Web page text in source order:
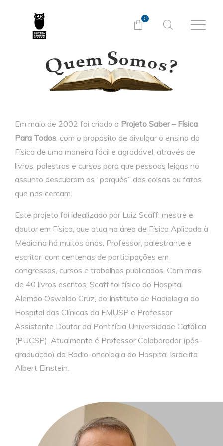
0
Em maio de 2002 foi criado o Projeto Saber – Física
Para Todos , com o propósito de divulgar o ensino da
Física de uma maneira fácil e agradável, através de
livros, palestras e cursos para que pessoas leigas no
assunto descubram os “porquês” das coisas ou fatos
que nos cercam.
Este projeto foi idealizado por Luiz Scaff, mestre e
doutor em Física, que atua na área de Física Aplicada à
Medicina há muitos anos. Professor, palestrante e
escritor, com centenas de participações em
congressos, cursos e trabalhos publicados. Com mais
de 40 livros escritos, Scaff foi físico do Hospital
Alemão Oswaldo Cruz, do Instituto de Radiologia do
Hospital das Clínicas da FMUSP e Professor
Assistente Doutor da Pontifícia Universidade Católica
(PUCSP). Atualmente é Professor Colaborador (pós-
graduação) da Radio-oncologia do Hospital Israelita
Albert Einstein.